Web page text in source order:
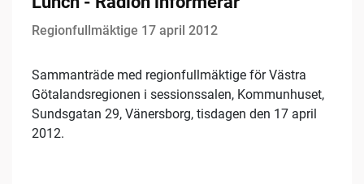
Regionfullmäktige 17 april 2012
Sammanträde med regionfullmäktige för Västra
Götalandsregionen i sessionssalen, Kommunhuset,
Sundsgatan 29, Vänersborg, tisdagen den 17 april
2012.